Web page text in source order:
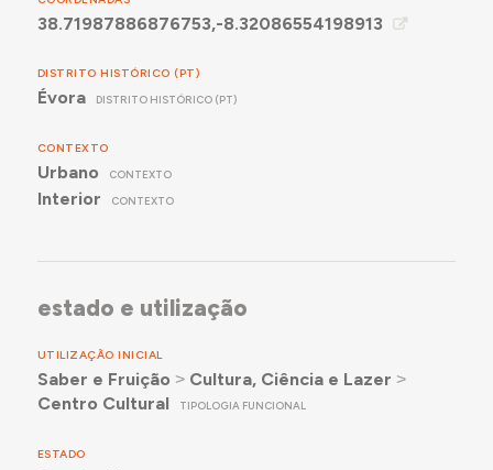
38.71987886876753,-8.32086554198913
DISTRITO HISTÓRICO (PT)
Évora DISTRITO HISTÓRICO (PT)
CONTEXTO
Urbano CONTEXTO
Interior CONTEXTO
estado e utilização
UTILIZAÇÃO INICIAL
Saber e Fruição ˃ Cultura, Ciência e Lazer ˃
Centro Cultural
TIPOLOGIA FUNCIONAL
ESTADO